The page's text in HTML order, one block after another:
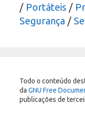
/ Portáteis /
Segurança /
Todo o conteúdo
da GNU Free
publicações de